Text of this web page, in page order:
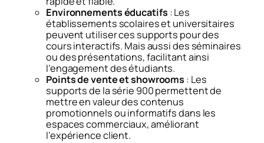
Environnements éducatifs : Les
établissements scolaires et universitaires
peuvent utiliser ces supports pour des
cours interactifs. Mais aussi des séminaires
ou des présentations, facilitant ainsi
l’engagement des étudiants.​
Points de vente et showrooms : Les
supports de la série 900 permettent de
mettre en valeur des contenus
promotionnels ou informatifs dans les
espaces commerciaux, améliorant
l’expérience client.​